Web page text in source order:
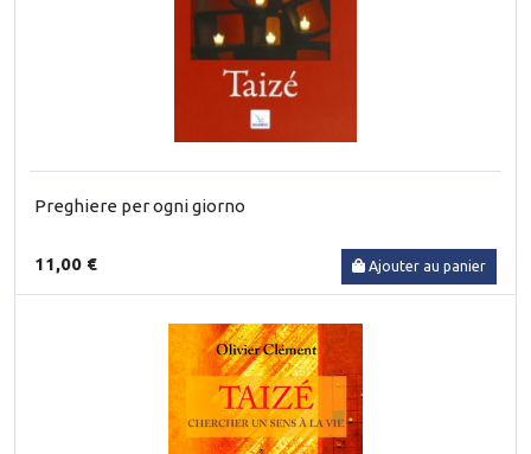
Preghiere per ogni giorno
11,00 € Ajouter au panier